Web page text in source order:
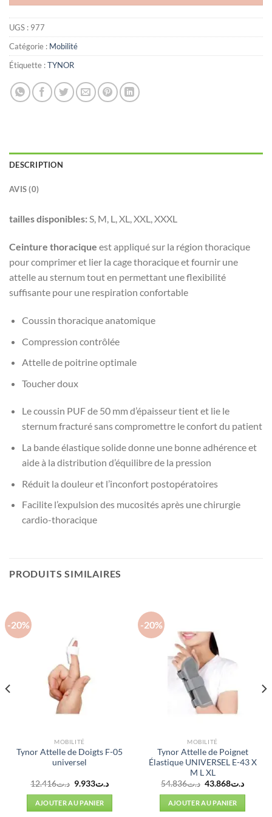
UGS : 977
Catégorie : Mobilité
Étiquette :TYNOR
DESCRIPTION
AVIS (0)
tailles disponibles:S, M, L, XL, XXL, XXXL
Ceinture thoracique est appliqué sur la région thoracique
pour comprimer et lier la cage thoracique et fournir une
attelle au sternum tout en permettant une flexibilité
suffisante pour une respiration confortable
Coussin thoracique anatomique
Compression contrôlée
Attelle de poitrine optimale
Toucher doux
Le coussin PUF de 50 mm d’épaisseur tient et lie le
sternum fracturé sans compromettre le confort du patient
La bande élastique solide donne une bonne adhérence et
aide à la distribution d’équilibre de la pression
Réduit la douleur et l’inconfort postopératoires
Facilite l’expulsion des mucosités après une chirurgie
cardio-thoracique
PRODUITS SIMILAIRES
-20%
MOBILITÉ
Tynor Attelle de Doigts F-05
universel
د.ت12.416
Le
initial
était :
د.ت9.933
Le
AJOUTER AU PANIER
-20%
MOBILITÉ
Tynor Attelle de Poignet
Élastique UNIVERSEL E-43 X
M L XL
د.ت54.836
Le
initial
était :
د.ت54.836.
د.ت43.868
Le
AJOUTER AU PANIER